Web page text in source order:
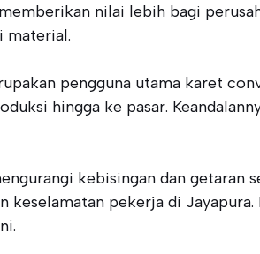
nilai lebih bagi
material.
pengguna utama karet
hingga ke pasar.
kebisingan dan getaran
keselamatan pekerja di